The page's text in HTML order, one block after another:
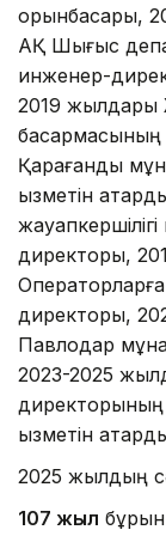
орынбасары,
АҚ Шығыс
инженер-
2019 жылдары
Қарағанды
қызметін
жауапкершілігі
директоры,
директоры,
Павлодар
2023-2025
директорының
қызметін
2025 жылдың
107 жыл